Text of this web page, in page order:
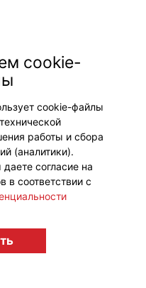
рынка",
2026 12+
cookie-
cookie-файлы
работы и сбора
(аналитики).
согласие на
в соответствии с